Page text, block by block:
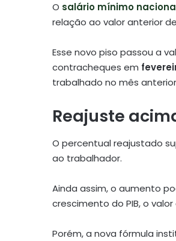
O salário mínimo
relação ao valor anterior de
Esse novo piso passou a
contracheques em
trabalhado no mês
Reajuste
O percentual reajustado
ao trabalhador.
Ainda assim, o aumento
crescimento do PIB, o
Porém, a nova fórmula